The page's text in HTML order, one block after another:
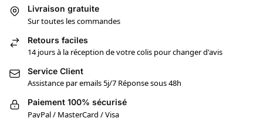
Livraison gratuite
Sur toutes les commandes
Retours faciles
14 jours à la réception de votre colis pour changer d'avis
Service Client
Assistance par emails 5j/7 Réponse sous 48h
Paiement 100% sécurisé
PayPal / MasterCard / Visa